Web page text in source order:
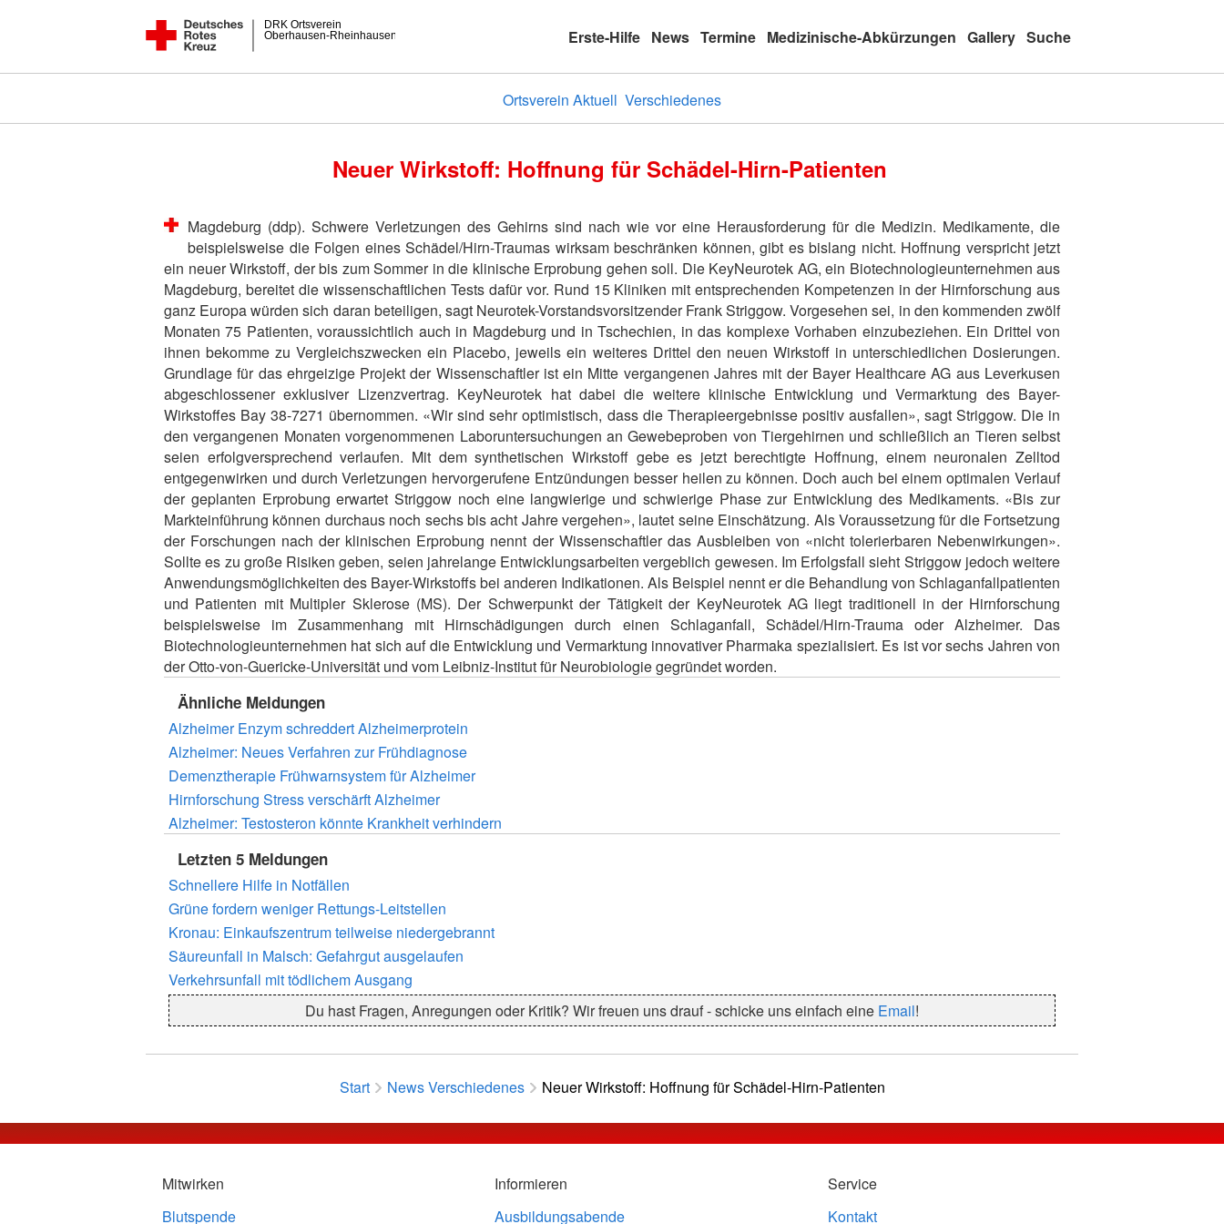
Oberhausen-Rheinhausen
DRK Ortsverein
Erste-Hilfe News Termine Medizinische-Abkürzungen Gallery Suche
Ortsverein Aktuell Verschiedenes
Neuer Wirkstoff: Hoffnung für Schädel-Hirn-Patienten
Magdeburg (ddp). Schwere Verletzungen des Gehirns sind nach wie vor eine Herausforderung für die Medizin. Medikamente, die
beispielsweise die Folgen eines Schädel/Hirn-Traumas wirksam beschränken können, gibt es bislang nicht. Hoffnung verspricht jetzt
ein neuer Wirkstoff, der bis zum Sommer in die klinische Erprobung gehen soll. Die KeyNeurotek AG, ein Biotechnologieunternehmen aus
Magdeburg, bereitet die wissenschaftlichen Tests dafür vor. Rund 15 Kliniken mit entsprechenden Kompetenzen in der Hirnforschung aus
ganz Europa würden sich daran beteiligen, sagt Neurotek-Vorstandsvorsitzender Frank Striggow. Vorgesehen sei, in den kommenden zwölf
Monaten 75 Patienten, voraussichtlich auch in Magdeburg und in Tschechien, in das komplexe Vorhaben einzubeziehen. Ein Drittel von
ihnen bekomme zu Vergleichszwecken ein Placebo, jeweils ein weiteres Drittel den neuen Wirkstoff in unterschiedlichen Dosierungen.
Grundlage für das ehrgeizige Projekt der Wissenschaftler ist ein Mitte vergangenen Jahres mit der Bayer Healthcare AG aus Leverkusen
abgeschlossener exklusiver Lizenzvertrag. KeyNeurotek hat dabei die weitere klinische Entwicklung und Vermarktung des Bayer-
Wirkstoffes Bay 38-7271 übernommen. «Wir sind sehr optimistisch, dass die Therapieergebnisse positiv ausfallen», sagt Striggow. Die in
den vergangenen Monaten vorgenommenen Laboruntersuchungen an Gewebeproben von Tiergehirnen und schließlich an Tieren selbst
seien erfolgversprechend verlaufen. Mit dem synthetischen Wirkstoff gebe es jetzt berechtigte Hoffnung, einem neuronalen Zelltod
entgegenwirken und durch Verletzungen hervorgerufene Entzündungen besser heilen zu können. Doch auch bei einem optimalen Verlauf
der geplanten Erprobung erwartet Striggow noch eine langwierige und schwierige Phase zur Entwicklung des Medikaments. «Bis zur
Markteinführung können durchaus noch sechs bis acht Jahre vergehen», lautet seine Einschätzung. Als Voraussetzung für die Fortsetzung
der Forschungen nach der klinischen Erprobung nennt der Wissenschaftler das Ausbleiben von «nicht tolerierbaren Nebenwirkungen».
Sollte es zu große Risiken geben, seien jahrelange Entwicklungsarbeiten vergeblich gewesen. Im Erfolgsfall sieht Striggow jedoch weitere
Anwendungsmöglichkeiten des Bayer-Wirkstoffs bei anderen Indikationen. Als Beispiel nennt er die Behandlung von Schlaganfallpatienten
und Patienten mit Multipler Sklerose (MS). Der Schwerpunkt der Tätigkeit der KeyNeurotek AG liegt traditionell in der Hirnforschung
beispielsweise im Zusammenhang mit Hirnschädigungen durch einen Schlaganfall, Schädel/Hirn-Trauma oder Alzheimer. Das
Biotechnologieunternehmen hat sich auf die Entwicklung und Vermarktung innovativer Pharmaka spezialisiert. Es ist vor sechs Jahren von
der Otto-von-Guericke-Universität und vom Leibniz-Institut für Neurobiologie gegründet worden.
Ähnliche Meldungen
Alzheimer Enzym schreddert Alzheimerprotein
Alzheimer: Neues Verfahren zur Frühdiagnose
Demenztherapie Frühwarnsystem für Alzheimer
Hirnforschung Stress verschärft Alzheimer
Alzheimer: Testosteron könnte Krankheit verhindern
Letzten 5 Meldungen
Schnellere Hilfe in Notfällen
Grüne fordern weniger Rettungs-Leitstellen
Kronau: Einkaufszentrum teilweise niedergebrannt
Säureunfall in Malsch: Gefahrgut ausgelaufen
Verkehrsunfall mit tödlichem Ausgang
Du hast Fragen, Anregungen oder Kritik? Wir freuen uns drauf - schicke uns einfach eine Email!
Start News Verschiedenes Neuer Wirkstoff: Hoffnung für Schädel-Hirn-Patienten
Mitwirken
Blutspende
Informieren
Ausbildungsabende
Service
Kontakt